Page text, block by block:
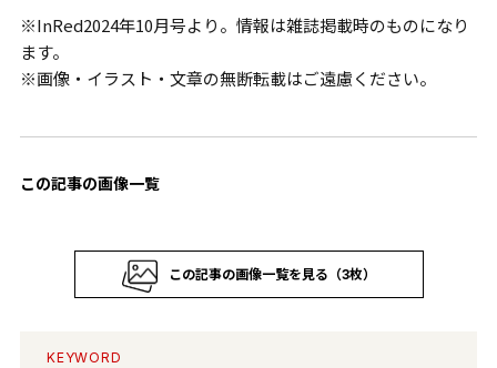
※InRed2024年10月号より。情報は雑誌掲載時のものになり
ます。
※画像・イラスト・文章の無断転載はご遠慮ください。
この記事の画像一覧
この記事の画像一覧を見る（3枚）
KEYWORD